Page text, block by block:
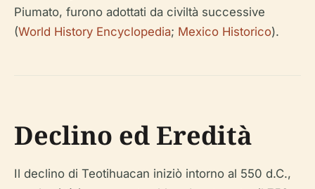
Piumato, furono adottati da civiltà successive
(World History Encyclopedia; Mexico Historico).
Declino ed Eredità
Il declino di Teotihuacan iniziò intorno al 550 d.C.,